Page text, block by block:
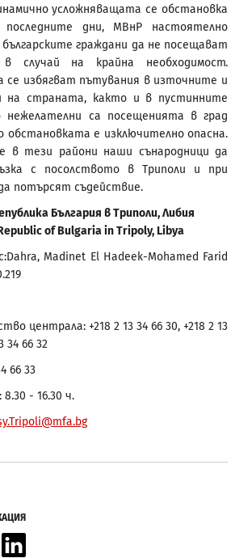
усложняващата се обстановка
дни, МВнР настоятелно
граждани да не посещават
случай на крайна необходимост.
се избягват пътувания в източните и
на страната, както и в пустинните
нежелателни са посещенията в град
обстановката е изключително опасна.
в тези райони наши сънародници да
с посолството в Триполи и при
потърсят съдействие.
България в Триполи, Либия
of Bulgaria in Tripoly, Libya
Madinet El Hadeek-Mohamed Farid
централа: +218 2 13 34 66 30, +218 2 13
34 66 32
66 33
- 16.30 ч.